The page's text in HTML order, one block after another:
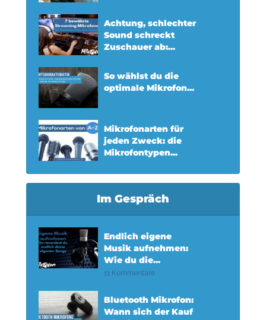
Achtung, schlechter
Sound schreckt
Zuschauer ab:...
So wählst du die
optimale Mikrofon...
Mikrofonarten für
jeden Zweck: die
Mikrofontypen...
Im Gespräch
Endlich eigene
Musik aufnehmen:
Wie du die...
11 Kommentare
Bluetooth Mikrofon:
Wann sich der Kauf